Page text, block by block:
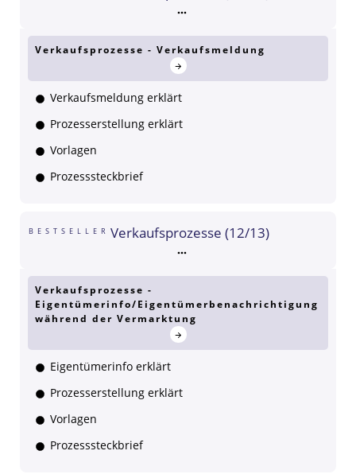
Verkaufsprozesse - Verkaufsmeldung
Verkaufsmeldung erklärt
Prozesserstellung erklärt
Vorlagen
Prozesssteckbrief
BESTSELLER Verkaufsprozesse (12/13)
Verkaufsprozesse -
Eigentümerinfo/Eigentümerbenachrichtigung
während der Vermarktung
Eigentümerinfo erklärt
Prozesserstellung erklärt
Vorlagen
Prozesssteckbrief